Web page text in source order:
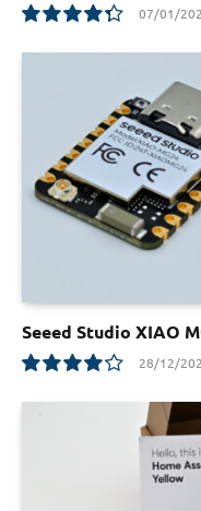
8.7
07/01/
Seeed Studio XIAO
8.3
28/12/